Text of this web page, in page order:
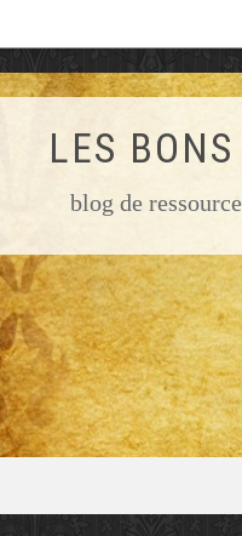
LES
blog de